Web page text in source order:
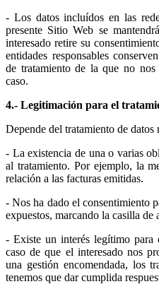
- Los datos incluídos en las
presente Sitio Web se
interesado retire su
entidades responsables
de tratamiento de la que no nos
caso.
4.- Legitimación para el
Depende del tratamiento de datos
- La existencia de una o varias
al tratamiento. Por ejemplo, la
relación a las facturas emitidas.
- Nos ha dado el consentimiento
expuestos, marcando la casilla de
- Existe un interés legítimo para
caso de que el interesado nos
una gestión encomendada, los
tenemos que dar cumplida